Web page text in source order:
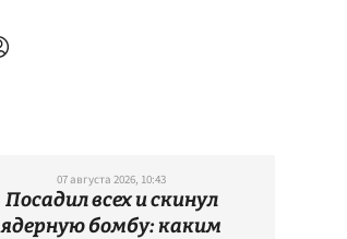
07 августа 2026, 10:43
Посадил всех и скинул
ядерную бомбу: каким